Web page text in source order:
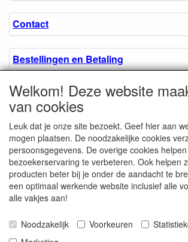
Contact
Bestellingen en Betaling
Algemene voorwaarden
Over ons.
Privacyverklaring
Microschroeven.nl
Chamber
/ Kvk nr. 08205825
Welkom! Deze website
van cookies
Leuk dat je onze site bezoekt. Geef hier aan
mogen plaatsen. De noodzakelijke cookies
persoonsgegevens. De overige cookies
bezoekerservaring te verbeteren. Ook helpen
producten beter bij je onder de aandacht te
een optimaal werkende website inclusief alle
alle vakjes aan!
Noodzakelijk Voorkeuren